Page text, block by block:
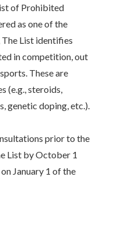
of Prohibited
as one of the
The List identifies
in competition, out
These are
(e.g., steroids,
genetic doping, etc.).
prior to the
List by October 1
January 1 of the